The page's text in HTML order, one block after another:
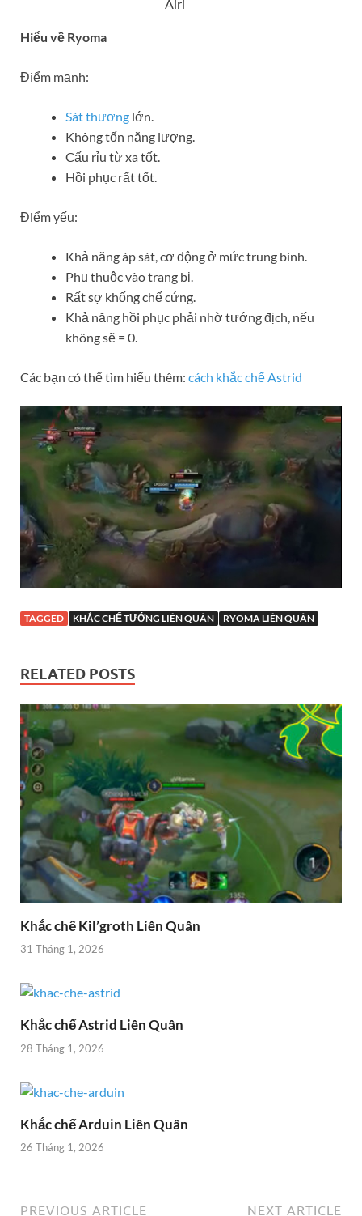
Airi
Hiểu về Ryoma
Điểm mạnh:
Sát thương lớn.
Không tốn năng lượng.
Cấu rỉu từ xa tốt.
Hồi phục rất tốt.
Điểm yếu:
Khả năng áp sát, cơ động ở mức trung bình.
Phụ thuộc vào trang bị.
Rất sợ khống chế cứng.
Khả năng hồi phục phải nhờ tướng địch, nếu
không sẽ = 0.
Các bạn có thể tìm hiểu thêm: cách khắc chế Astrid
TAGGED KHẮC CHẾ TƯỚNG LIÊN QUÂN RYOMA LIÊN QUÂN
RELATED POSTS
Khắc chế Kil’groth Liên Quân
31 Tháng 1, 2026
Khắc chế Astrid Liên Quân
28 Tháng 1, 2026
Khắc chế Arduin Liên Quân
26 Tháng 1, 2026
PREVIOUS ARTICLE NEXT ARTICLE